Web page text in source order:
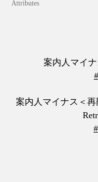
Attributes
案内人マイ
案内人マイナス＜再